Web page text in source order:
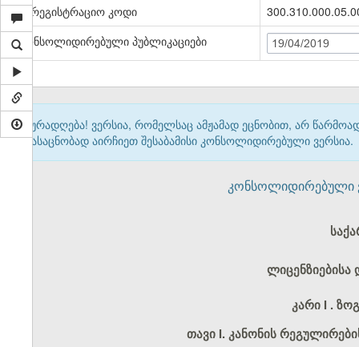
სარეგისტრაციო კოდი
კონსოლიდირებული პუბლიკაციები
19/04/2019
ყურადღება! ვერსია, რომელსაც ამჟამად ეცნობით, არ
გასაცნობად აირჩიეთ შესაბამისი კონსოლიდირებული ვერსია.
კონსოლიდირებული
ლიცენზიებისა
კარი I .
თავი I. კანონის